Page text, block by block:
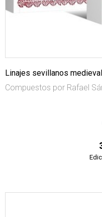
Linajes sevillanos
Compuestos por Rafael